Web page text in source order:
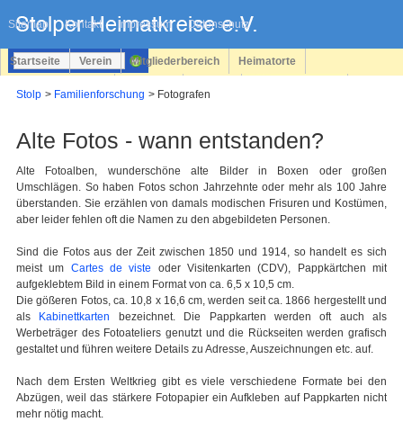
Sitemap Kontakt Impressum Datenschutz
überspringen
Startseite Verein Mitgliederbereich Heimatorte
Stolp Familienforschung Fotografen
Alte Fotos - wann entstanden?
Alte Fotoalben, wunderschöne alte Bilder in Boxen oder großen
Umschlägen. So haben Fotos schon Jahrzehnte oder mehr als 100 Jahre
überstanden. Sie erzählen von damals modischen Frisuren und Kostümen,
aber leider fehlen oft die Namen zu den abgebildeten Personen.
Sind die Fotos aus der Zeit zwischen 1850 und 1914, so handelt es sich
meist um Cartes de viste oder Visitenkarten (CDV), Pappkärtchen mit
aufgeklebtem Bild in einem Format von ca. 6,5 x 10,5 cm.
Die gößeren Fotos, ca. 10,8 x 16,6 cm, werden seit ca. 1866 hergestellt und
als
Kabinettkarten bezeichnet. Die Pappkarten werden oft auch als
Werbeträger des Fotoateliers genutzt und die Rückseiten werden grafisch
gestaltet und führen weitere Details zu Adresse, Auszeichnungen etc. auf.
Nach dem Ersten Weltkrieg gibt es viele verschiedene Formate bei den
Abzügen, weil das stärkere Fotopapier ein Aufkleben auf Pappkarten nicht
mehr nötig macht.